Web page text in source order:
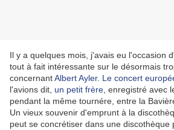
Il y a quelques mois, j'avais eu l'occasion
tout à fait intéressante sur le désormais
concernantAlbert Ayler. Le concert
l'avions dit, un petit frère , enregistré avec
pendant la même tournére, entre la
Un vieux souvenir d'emprunt à la
peut se concrétiser dans une discothèque